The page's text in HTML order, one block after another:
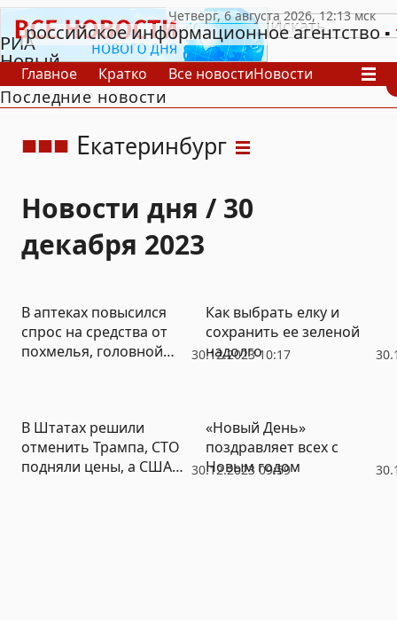
РИА
Новый
День
российское информационное агентство
Главное Кратко Все новостиНовости
В России
В мире
Последние новости
Екатеринбург
Новости дня / 30
декабря 2023
30.12.2023 10:17
В аптеках повысился
спрос на средства от
похмелья, головной
Как выбрать елку и
сохранить ее зеленой
надолго
30.12.2023 09:59
В Штатах решили
отменить Трампа, СТО
подняли цены, а США
«Новый День»
поздравляет всех с
Новым годом